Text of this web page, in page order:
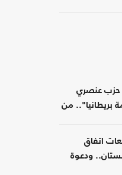
حزب عنصري
بريطانيا".. من
اتفاق
ودعوة